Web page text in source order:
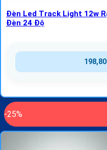
Đèn Led Track Light 12w
Đèn 24 Độ
-25%